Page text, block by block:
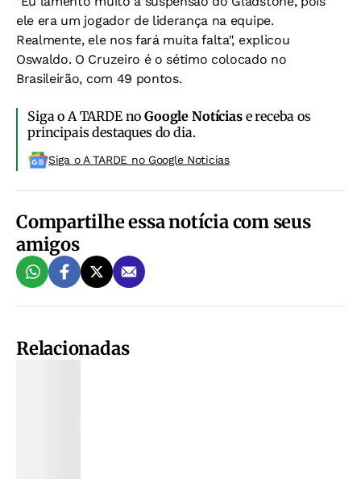
ele era um jogador de liderança na equipe.
Realmente, ele nos fará muita falta", explicou
Oswaldo. O Cruzeiro é o sétimo colocado no
Brasileirão, com 49 pontos.
Siga o A TARDE noGoogle Notíciase receba os
principais destaques do dia.
Siga o A TARDE no Google Noticias
Compartilhe essa notícia com seus
amigos
Relacionadas